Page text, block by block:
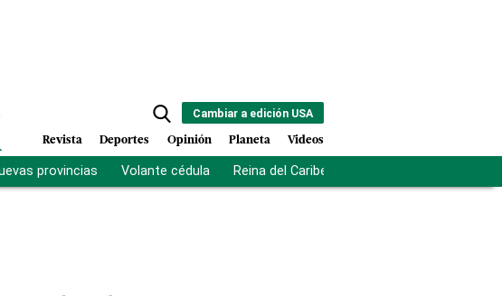
Cambiar a edición USA
Revista Deportes Opinión Planeta Videos
provincias Volante cédula Reina del Caribe